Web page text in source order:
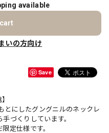
available
いの方向け
Save
とにしたグングニルのネックレ
づくりしています。
定仕様です。